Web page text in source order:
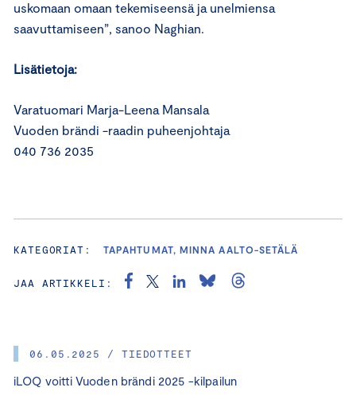
06.05.2025 / TIEDOTTEET
iLOQ voitti Vuoden brändi 2025 -kilpailun
uskomaan omaan tekemiseensä ja unelmiensa
saavuttamiseen”, sanoo Naghian.
Lisätietoja:
Varatuomari Marja-Leena Mansala
Vuoden brändi -raadin puheenjohtaja
040 736 2035
KATEGORIAT: TAPAHTUMAT, MINNA AALTO-SETÄLÄ
JAA ARTIKKELI: